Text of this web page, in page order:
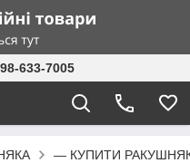
633-7005
— КУПИТИ